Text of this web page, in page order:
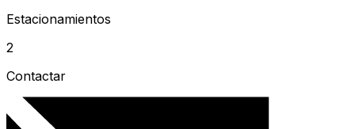
Estacionamientos
2
Contactar